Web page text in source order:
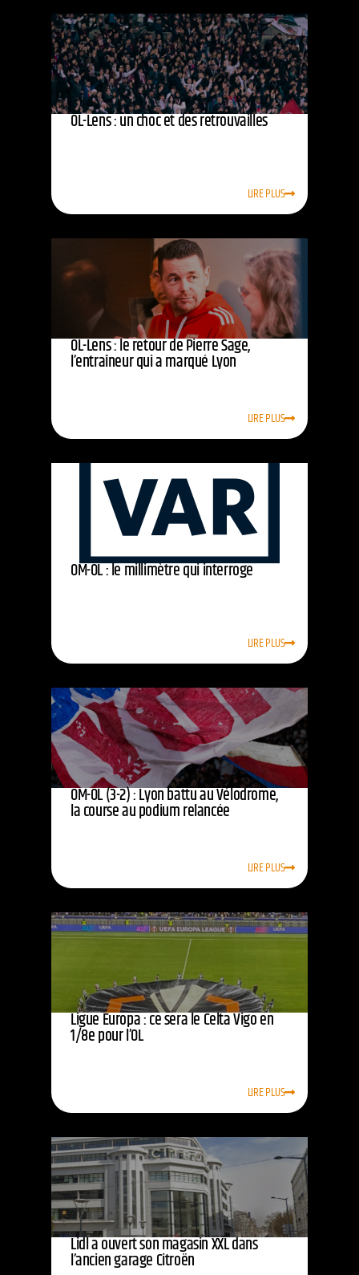
OL-Lens : un choc et des retrouvailles
LIRE PLUS
OL-Lens : le retour de Pierre Sage,
l’entraîneur qui a marqué Lyon
LIRE PLUS
OM-OL : le millimètre qui interroge
LIRE PLUS
OM-OL (3-2) : Lyon battu au Vélodrome,
la course au podium relancée
LIRE PLUS
Ligue Europa : ce sera le Celta Vigo en
1/8e pour l’OL
LIRE PLUS
Lidl a ouvert son magasin XXL dans
l’ancien garage Citroën